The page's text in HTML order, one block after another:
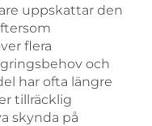
uppskattar den
flera
och
har ofta längre
tillräcklig
skynda på